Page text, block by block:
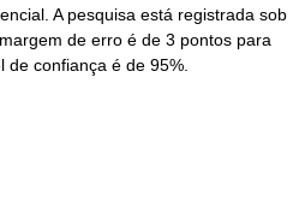
A pesquisa está registrada sob
de erro é de 3 pontos para
confiança é de 95%.